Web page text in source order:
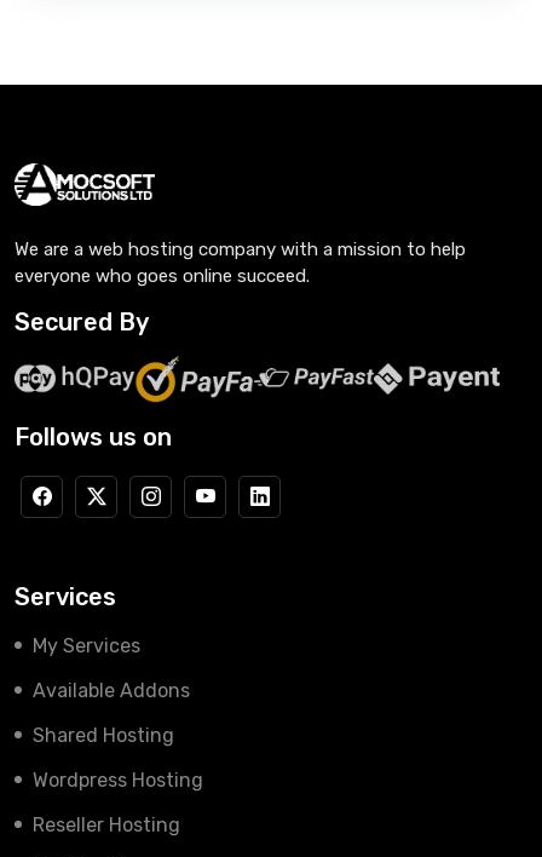
We are a web hosting company with a mission to help
everyone who goes online succeed.
Secured By
Follows us on
Services
My Services
Available Addons
Shared Hosting
Wordpress Hosting
Reseller Hosting